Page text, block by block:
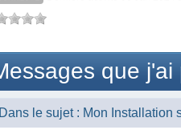
que j'ai
Dans le sujet : Mon Installation